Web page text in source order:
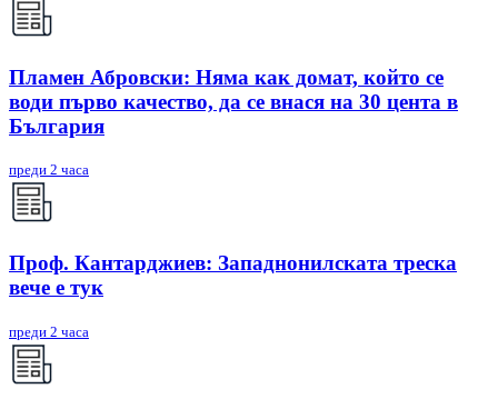
Пламен Абровски: Няма как домат, който се
води първо качество, да се внася на 30 цента в
България
преди 2 часа
Проф. Кантарджиев: Западнонилската треска
вече е тук
преди 2 часа